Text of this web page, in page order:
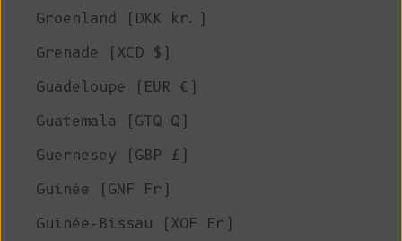
Groenland (DKK kr.)
Grenade (XCD $)
Guadeloupe (EUR €)
Guatemala (GTQ Q)
Guernesey (GBP £)
Guinée (GNF Fr)
Guinée-Bissau (XOF Fr)